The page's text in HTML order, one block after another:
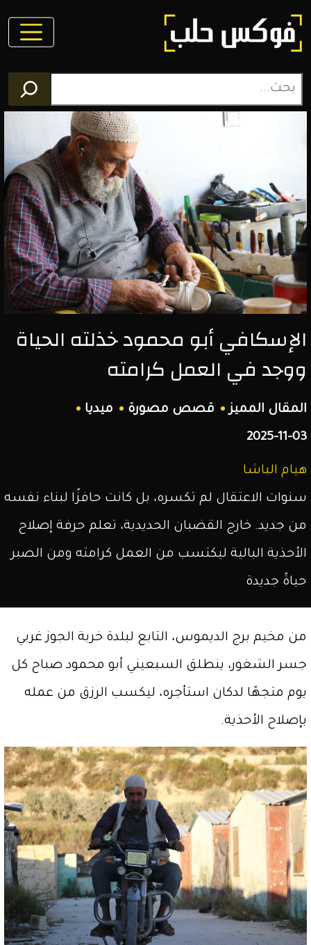
فوكس
حلب
تغطي
أخبار
محافظة
حلب
وعموم
الشمال
السوري.
الإسكافي أبو محمود خذلته الحياة
ووجد في العمل كرامته
المقال المميز قصص مصورة
ميديا
2025-11-03
هيام الباشا
سنوات الاعتقال لم تكسره، بل كانت حافزًا لبناء نفسه
من جديد. خارج القضبان الحديدية، تعلم حرفة إصلاح
الأحذية البالية ليكتسب من العمل كرامته ومن الصبر
حياةً جديدة
من مخيم برج الديموس، التابع لبلدة خربة الجوز غربي
جسر الشغور، ينطلق السبعيني أبو محمود صباح كل
يوم متجهًا لدكان استأجره، ليكسب الرزق من عمله
بإصلاح الأحذية.